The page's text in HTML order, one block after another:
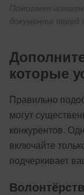
которые
Правильно
могут
конкурентов.
включайте
подчеркивает